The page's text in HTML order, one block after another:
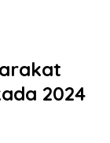
2024